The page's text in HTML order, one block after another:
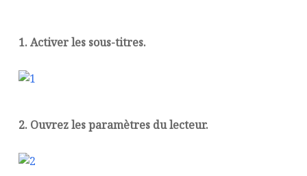
1. Activer les sous-titres.
2. Ouvrez les paramètres du lecteur.